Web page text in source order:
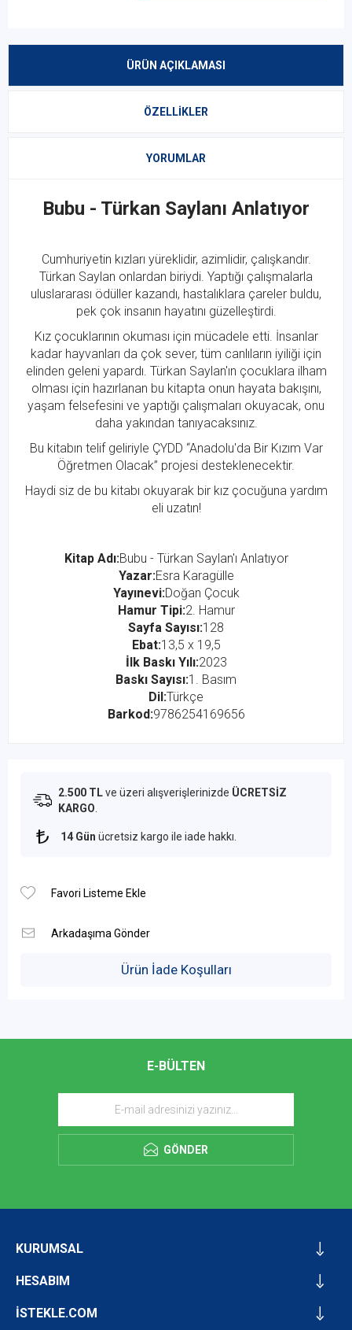
ÜRÜN AÇIKLAMASI
ÖZELLIKLER
YORUMLAR
Bubu - Türkan Saylanı Anlatıyor
Cumhuriyetin kızları yüreklidir, azimlidir, çalışkandır.
Türkan Saylan onlardan biriydi. Yaptığı çalışmalarla
uluslararası ödüller kazandı, hastalıklara çareler buldu,
pek çok insanın hayatını güzelleştirdi.
Kız çocuklarının okuması için mücadele etti. İnsanlar
kadar hayvanları da çok sever, tüm canlıların iyiliği için
elinden geleni yapardı. Türkan Saylan'ın çocuklara ilham
olması için hazırlanan bu kitapta onun hayata bakışını,
yaşam felsefesini ve yaptığı çalışmaları okuyacak, onu
daha yakından tanıyacaksınız.
Bu kitabın telif geliriyle ÇYDD “Anadolu'da Bir Kızım Var
Öğretmen Olacak” projesi desteklenecektir.
Haydi siz de bu kitabı okuyarak bir kız çocuğuna yardım
eli uzatın!
Kitap Adı:Bubu - Türkan Saylan'ı Anlatıyor
Yazar:Esra Karagülle
Yayınevi:Doğan Çocuk
Hamur Tipi:2. Hamur
Sayfa Sayısı:128
Ebat:13,5 x 19,5
İlk Baskı Yılı:2023
Baskı Sayısı:1. Basım
Dil:Türkçe
Barkod:9786254169656
2.500 TLve üzeri alışverişlerinizde ÜCRETSİZ
KARGO
14 Gün ücretsiz kargo ile iade hakkı.
Ürün İade Koşulları
E-BÜLTEN
GÖNDER
KURUMSAL
HESABIM
İSTEKLE.COM